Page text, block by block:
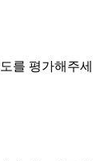
를 평가해주세